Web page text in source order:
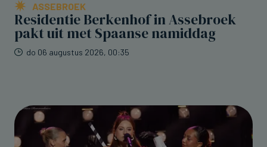
ASSEBROEK
Residentie Berkenhof in Assebroek
pakt uit met Spaanse namiddag
do 06 augustus 2026, 00:35